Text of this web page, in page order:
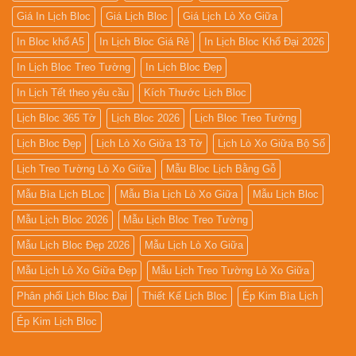
Giá In Lịch Bloc Giá Lịch Bloc Giá Lịch Lò Xo Giữa
In Bloc khổ A5 In Lịch Bloc Giá Rẻ In Lịch Bloc Khổ Đại 2026
In Lịch Bloc Treo Tường In Lịch Bloc Đẹp
In Lịch Tết theo yêu cầu Kích Thước Lịch Bloc
Lịch Bloc 365 Tờ Lịch Bloc 2026 Lịch Bloc Treo Tường
Lịch Bloc Đẹp Lịch Lò Xo Giữa 13 Tờ Lịch Lò Xo Giữa Bộ Số
Lịch Treo Tường Lò Xo Giữa Mẫu Bloc Lịch Bằng Gỗ
Mẫu Bìa Lịch BLoc Mẫu Bìa Lịch Lò Xo Giữa Mẫu Lịch Bloc
Mẫu Lịch Bloc 2026 Mẫu Lịch Bloc Treo Tường
Mẫu Lịch Bloc Đẹp 2026 Mẫu Lịch Lò Xo Giữa
Mẫu Lịch Lò Xo Giữa Đẹp Mẫu Lịch Treo Tường Lò Xo Giữa
Phân phối Lịch Bloc Đại Thiết Kế Lịch Bloc Ép Kim Bìa Lịch
Ép Kim Lịch Bloc